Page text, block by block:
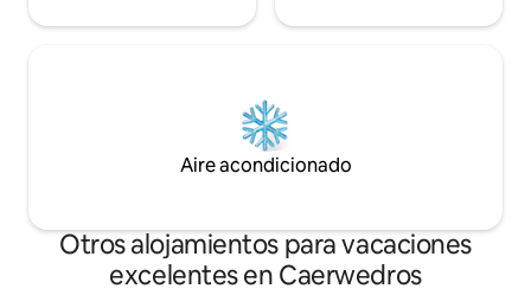
Aire acondicionado
Otros alojamientos para vacaciones
excelentes en Caerwedros